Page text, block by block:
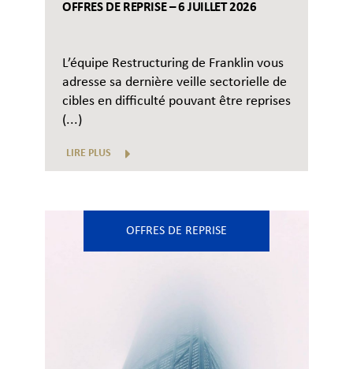
OFFRES DE REPRISE – 6 JUILLET 2026
L’équipe Restructuring de Franklin vous
adresse sa dernière veille sectorielle de
cibles en difficulté pouvant être reprises
(...)
LIRE PLUS
OFFRES DE REPRISE